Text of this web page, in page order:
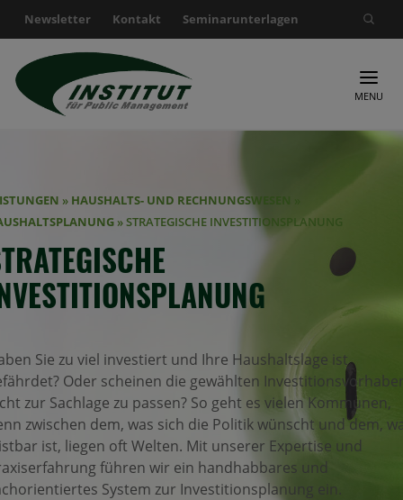
Newsletter Kontakt Seminarunterlagen
Suche nach:
MENU
» HAUSHALTS- UND RECHNUNGSWESEN
»STRATEGISCHE INVESTITIONSPLANUNG
Sie zu viel investiert und Ihre Haushaltslage ist
Oder scheinen die gewählten
zur Sachlage zu passen? So geht es vielen Kommunen,
zwischen dem, was sich die Politik wünscht und dem,
ist, liegen oft Welten. Mit unserer Expertise und
führen wir ein handhabbares und
System zur Investitionsplanung ein.